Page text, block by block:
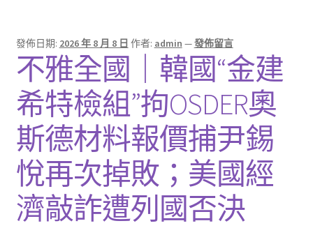
發佈日期: 2026 年 8 月 8 日 作者: admin —發佈留言
不雅全國｜韓國“金建
希特檢組”拘OSDER奧
斯德材料報價捕尹錫
悅再次掉敗；美國經
濟敲詐遭列國否決